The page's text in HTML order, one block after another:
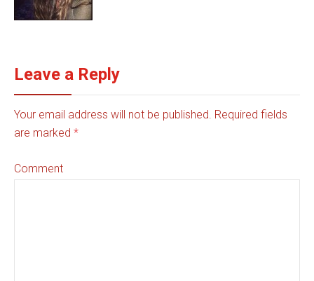
Leave a Reply
Your email address will not be published. Required fields
are marked *
Comment